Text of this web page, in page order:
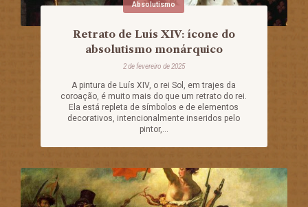
Absolutismo
Retrato de Luís XIV: ícone do
absolutismo monárquico
2 de fevereiro de 2025
A pintura de Luís XIV, o rei Sol, em trajes da
coroação, é muito mais do que um retrato do rei.
Ela está repleta de símbolos e de elementos
decorativos, intencionalmente inseridos pelo
pintor,...